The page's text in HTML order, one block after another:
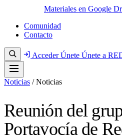
Materiales en Google
Comunidad
Contacto
AccederÚnete Únete a
Noticias / Noticias
Reunión del
Portavocía de